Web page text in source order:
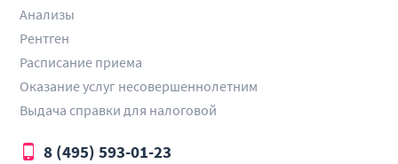
Анализы
Рентген
Расписание приема
Оказание услуг несовершеннолетним
Выдача справки для налоговой
8 (495) 593-01-23